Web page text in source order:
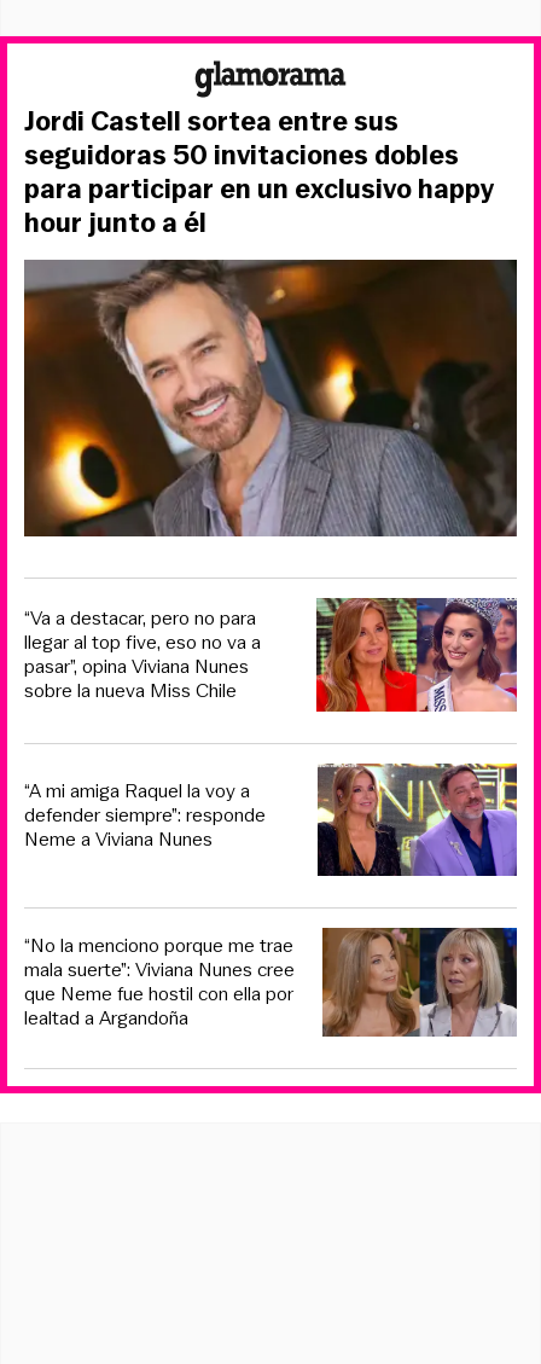
Jordi Castell sortea entre sus
seguidoras 50 invitaciones dobles
para participar en un exclusivo happy
hour junto a él
“Va a destacar, pero no para
llegar al top five, eso no va a
pasar”, opina Viviana Nunes
sobre la nueva Miss Chile
“A mi amiga Raquel la voy a
defender siempre”: responde
Neme a Viviana Nunes
“No la menciono porque me trae
mala suerte”: Viviana Nunes cree
que Neme fue hostil con ella por
lealtad a Argandoña